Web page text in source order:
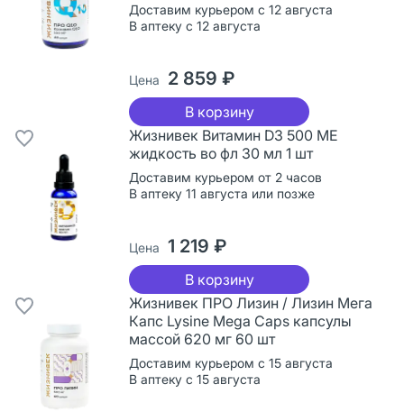
Доставим курьером с 12 августа
В аптеку с 12 августа
Цена 2 859 ₽
В корзину
Жизнивек Витамин D3 500 МЕ
жидкость во фл 30 мл 1 шт
Доставим курьером от 2 часов
В аптеку 11 августа или позже
Цена 1 219 ₽
В корзину
Жизнивек ПРО Лизин / Лизин Мега
Капс Lysine Mega Caps капсулы
массой 620 мг 60 шт
Доставим курьером с 15 августа
В аптеку с 15 августа